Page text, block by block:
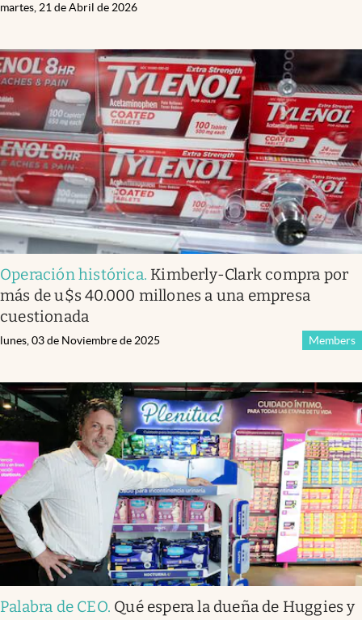
martes, 21 de Abril de 2026
Operación histórica. Kimberly-Clark compra por
más de u$s 40.000 millones a una empresa
cuestionada
Members
lunes, 03 de Noviembre de 2025
Palabra de CEO. Qué espera la dueña de Huggies y